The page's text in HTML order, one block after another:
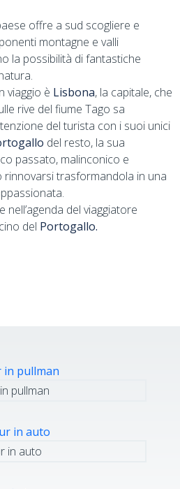
offre a sud scogliere e
montagne e valli
la possibilità di fantastiche
viaggio è Lisbona, la capitale, che
rive del fiume Tago sa
del turista con i suoi unici
del resto, la sua
passato, malinconico e
trasformandola in una
del viaggiatore
del Portogallo.
pullman
in auto